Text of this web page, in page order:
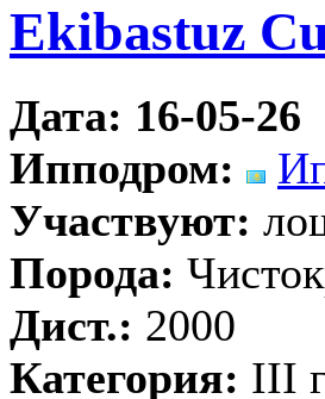
Ekibastuz
Дата: 16-05-26
Ипподром:
Участвуют:
Порода:
Дист.: 2000
Категория: III